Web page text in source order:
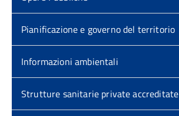
Pianificazione e governo del territorio
Informazioni ambientali
Strutture sanitarie private accreditate